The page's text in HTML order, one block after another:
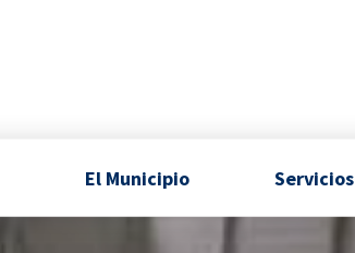
El Municipio Servicios